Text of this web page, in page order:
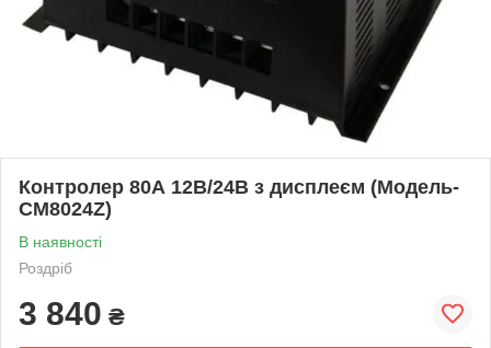
Контролер 80А 12В/24В з дисплеєм (Модель-
CM8024Z)
В наявності
Роздріб
3 840 ₴